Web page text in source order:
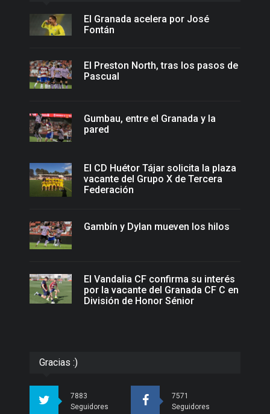
El Granada acelera por José
Fontán
El Preston North, tras los pasos de
Pascual
Gumbau, entre el Granada y la
pared
El CD Huétor Tájar solicita la plaza
vacante del Grupo X de Tercera
Federación
Gambín y Dylan mueven los hilos
El Vandalia CF confirma su interés
por la vacante del Granada CF C en
División de Honor Sénior
Gracias :)
7883
Seguidores
7571
Seguidores